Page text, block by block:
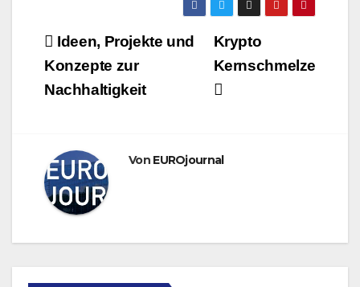
Beitragsnavigation
Krypto
Kernschmelze
Ideen, Projekte und
Konzepte zur
Nachhaltigkeit
Von EUROjournal